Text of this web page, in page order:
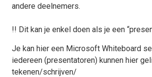
andere deelnemers.
!! Dit kan je enkel doen als je een
Je kan hier een Microsoft Whiteboard
iedereen (presentatoren) kunnen hier
tekenen/schrijven/